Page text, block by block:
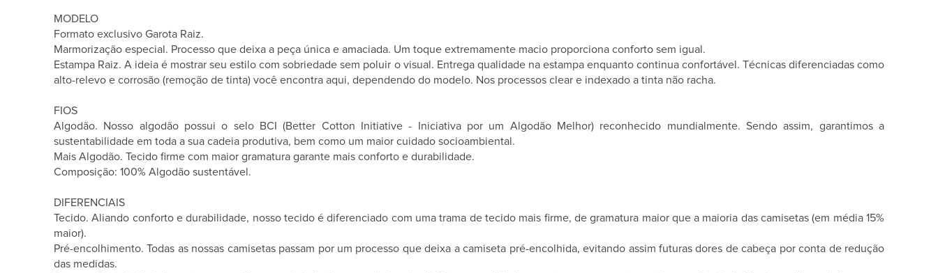
MODELO
Formato exclusivo Garota Raiz.
Marmorização especial. Processo que deixa a peça única e amaciada. Um toque extremamente macio proporciona conforto sem igual.
Estampa Raiz. A ideia é mostrar seu estilo com sobriedade sem poluir o visual. Entrega qualidade na estampa enquanto continua confortável. Técnicas diferenciadas como
alto-relevo e corrosão (remoção de tinta) você encontra aqui, dependendo do modelo. Nos processos clear e indexado a tinta não racha.
FIOS
Algodão. Nosso algodão possui o selo BCI (Better Cotton Initiative - Iniciativa por um Algodão Melhor) reconhecido mundialmente. Sendo assim, garantimos a
sustentabilidade em toda a sua cadeia produtiva, bem como um maior cuidado socioambiental.
Mais Algodão. Tecido firme com maior gramatura garante mais conforto e durabilidade.
Composição: 100% Algodão sustentável.
DIFERENCIAIS
Tecido. Aliando conforto e durabilidade, nosso tecido é diferenciado com uma trama de tecido mais firme, de gramatura maior que a maioria das camisetas (em média 15%
maior).
Pré-encolhimento. Todas as nossas camisetas passam por um processo que deixa a camiseta pré-encolhida, evitando assim futuras dores de cabeça por conta de redução
das medidas.